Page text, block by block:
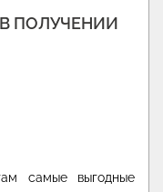
ПОЛУЧЕНИИ
самые выгодные